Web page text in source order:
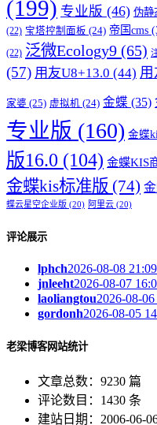
(199) 专业版 (46) 伪静
(22) 宝塔控制面板 (24) 帝国cms
(22) 泛微Ecology9 (65)
(57) 用友U8+13.0 (44) 用
家婆 (25) 虚拟机 (24) 金蝶 (35)
专业版 (160) 金蝶
版16.0 (104) 金蝶KIS
金蝶kis标准版 (74)
蝶云星空企业版 (20) 阿里云 (20)
评论展示
lphch2026-08-08
jnleeht2026-08-07
laoliangtou2026-08-
gordonh2026-08-05
老梁博客网站统计
文章总数：9230 篇
评论数目：1430 条
建站日期：2006-06-